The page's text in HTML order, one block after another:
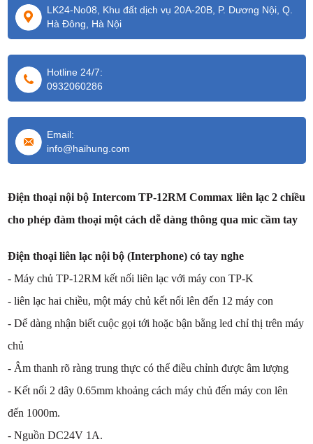
LK24-No08, Khu đất dịch vụ 20A-20B, P. Dương Nội, Q.
Hà Đông, Hà Nội
Hotline 24/7:
0932060286
Email:
info@haihung.com
Điện thoại nội bộ Intercom TP-12RM Commax liên lạc 2 chiều
cho phép đàm thoại một cách dễ dàng thông qua mic cầm tay
Điện thoại liên lạc nội bộ (Interphone) có tay nghe
- Máy chủ TP-12RM kết nối liên lạc với máy con TP-K
- liên lạc hai chiều, một máy chủ kết nối lên đến 12 máy con
- Dể dàng nhận biết cuộc gọi tới hoặc bận bằng led chỉ thị trên máy
chủ
- Âm thanh rõ ràng trung thực có thể điều chỉnh được âm lượng
- Kết nối 2 dây 0.65mm khoảng cách máy chủ đến máy con lên
đến 1000m.
- Nguồn DC24V 1A.